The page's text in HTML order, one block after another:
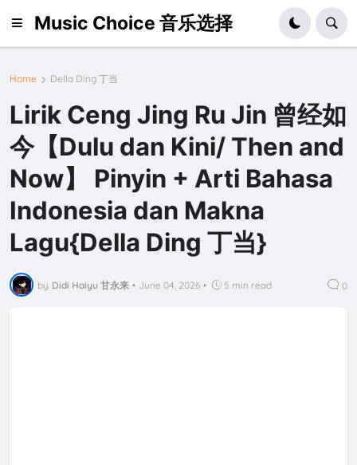
Music Choice 音乐选择
Home Della Ding 丁当
Lirik Ceng Jing Ru Jin 曾经如
今【Dulu dan Kini/ Then and
Now】 Pinyin + Arti Bahasa
Indonesia dan Makna
Lagu{Della Ding 丁当}
by Didi Haiyu 甘永来 • June 04, 2026 • 5 min read 0